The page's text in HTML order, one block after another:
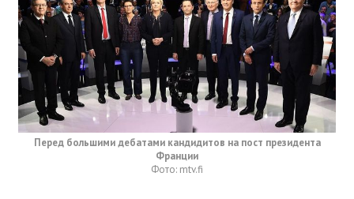
Перед большими дебатами кандидитов на пост президента
Франции
Фото: mtv.fi